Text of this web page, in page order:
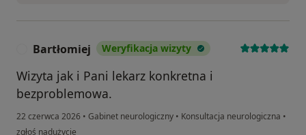
Bartłomiej Weryfikacja wizyty
Wizyta jak i Pani lekarz konkretna i
bezproblemowa.
22 czerwca 2026 • Gabinet neurologiczny • Konsultacja neurologiczna •
w opinii użytkownika Bartłomiej
zgłoś nadużycie